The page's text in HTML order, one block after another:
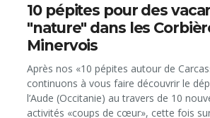
10 pépites pour des
"nature" dans les
Minervois
Après nos «10 pépites autour de
continuons à vous faire découvrir le
l’Aude (Occitanie) au travers de 10
activités «coups de cœur», cette fois